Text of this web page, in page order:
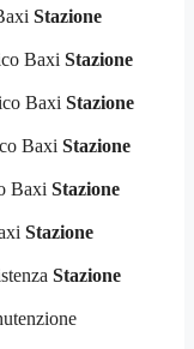
Stazione
Baxi Stazione
Baxi Stazione
Baxi Stazione
Baxi Stazione
Stazione
Stazione